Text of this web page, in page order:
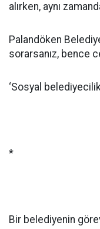
alırken, aynı
Palandöken
sorarsanız, bence
‘Sosyal
*
Bir belediyenin